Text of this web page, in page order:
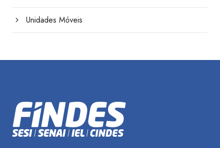
Unidades Móveis